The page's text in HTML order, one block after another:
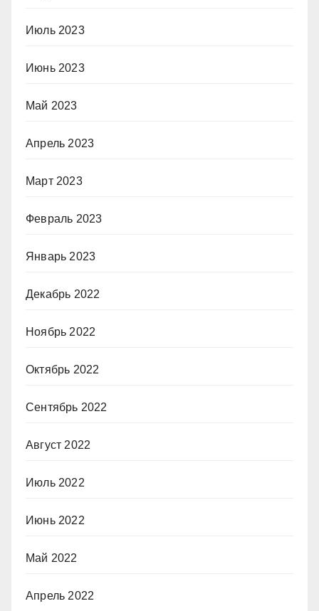
Июль 2023
Июнь 2023
Май 2023
Апрель 2023
Март 2023
Февраль 2023
Январь 2023
Декабрь 2022
Ноябрь 2022
Октябрь 2022
Сентябрь 2022
Август 2022
Июль 2022
Июнь 2022
Май 2022
Апрель 2022